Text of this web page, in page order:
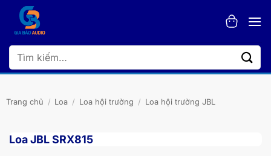
dung
Tìm
kiếm:
Trang chủ / Loa / Loa hội trường / Loa hội trường JBL
Loa JBL SRX815